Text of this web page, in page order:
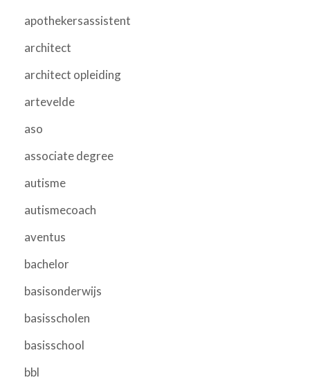
apothekersassistent
architect
architect opleiding
artevelde
aso
associate degree
autisme
autismecoach
aventus
bachelor
basisonderwijs
basisscholen
basisschool
bbl